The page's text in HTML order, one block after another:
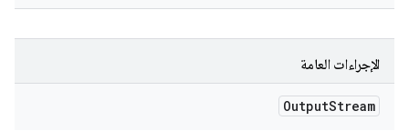
الإجراءات العامة
OutputStream